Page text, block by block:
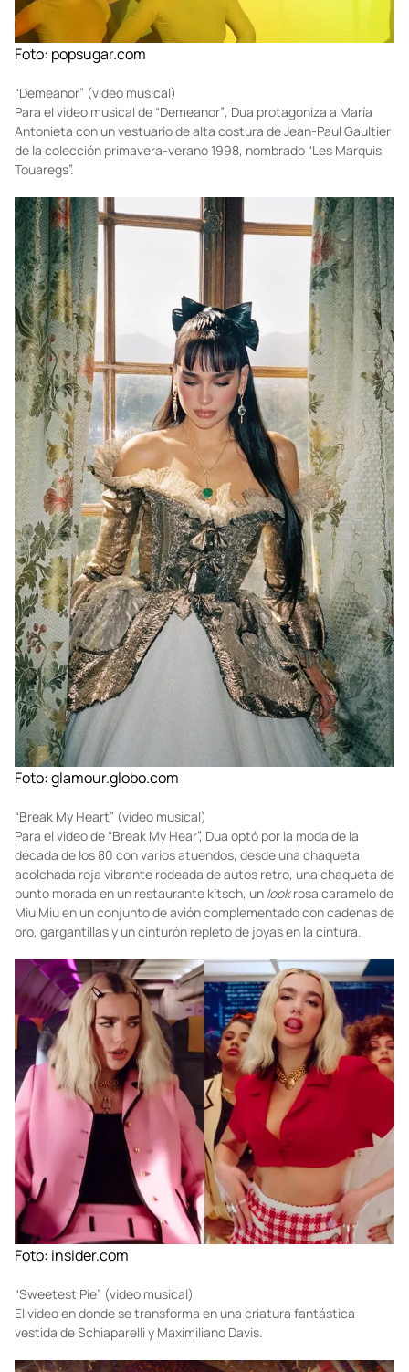
Foto:popsugar.com
“Demeanor” (video musical)
Para el video musical de “Demeanor”,Dua protagoniza a María
Antonieta con un vestuario de alta costura de Jean-Paul Gaultier
de la colección primavera-verano 1998, nombrado “Les Marquis
Touaregs”.
Foto:glamour.globo.com
“Break My Heart” (video musical)
Para el video de “Break My Hear”, Dua optó por la moda de la
década de los 80 con varios atuendos, desde una chaqueta
acolchada roja vibrante rodeada de autos retro, una chaqueta de
punto morada en un restaurante kitsch, unlook
rosa caramelo de
Miu Miu en un conjunto de avión complementado con cadenas de
oro, gargantillas y un cinturón repleto de joyas en la cintura.
Foto:insider.com